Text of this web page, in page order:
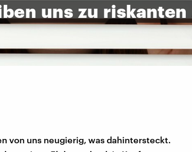
uns zu riskanten
von uns neugierig, was dahintersteckt.